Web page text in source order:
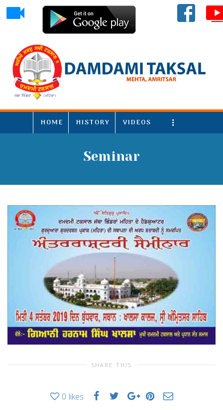
HOME HISTORY VIDEOS More
Seminar
SHARE THIS
0 likes